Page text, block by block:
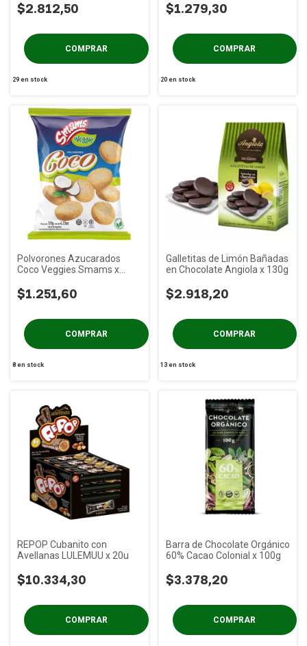
$2.812,50
29en stock
$1.279,30
20 en stock
Polvorones Azucarados
Coco Veggies Smams x
$1.251,60
8en stock
Galletitas de Limón Bañadas
en Chocolate Angiola x 130g
$2.918,20
13 en stock
REPOP Cubanito con
Avellanas LULEMUU x 20u
$10.334,30
Barra de Chocolate Orgánico
60% Cacao Colonial x 100g
$3.378,20